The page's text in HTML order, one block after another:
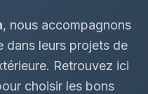
, nous accompagnons
dans leurs projets de
Retrouvez ici
choisir les bons